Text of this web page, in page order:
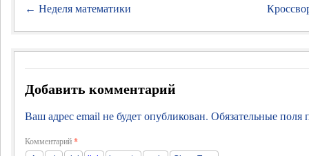
← Неделя математики
Добавить комментарий
Ваш адрес email не будет опубликован. Обязательные
Комментарий*